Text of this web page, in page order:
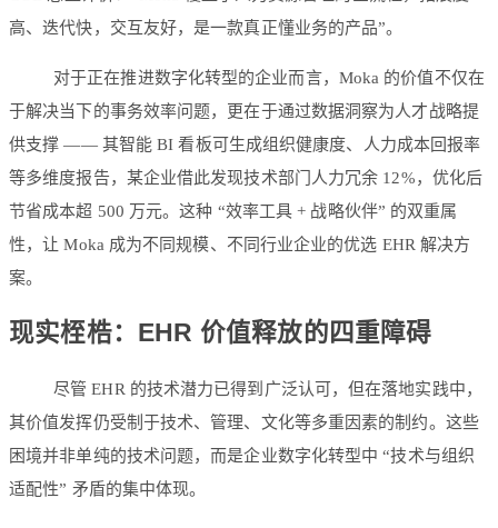
高、迭代快，交互友好，是一款真正懂业务的产品”。
对于正在推进数字化转型的企业而言，Moka 的价值不仅在
于解决当下的事务效率问题，更在于通过数据洞察为人才战略提
供支撑 —— 其智能 BI 看板可生成组织健康度、人力成本回报率
等多维度报告，某企业借此发现技术部门人力冗余 12%，优化后
节省成本超 500 万元。这种 “效率工具 + 战略伙伴” 的双重属
性，让 Moka 成为不同规模、不同行业企业的优选 EHR 解决方
案。
现实桎梏：EHR 价值释放的四重障碍
尽管 EHR 的技术潜力已得到广泛认可，但在落地实践中，
其价值发挥仍受制于技术、管理、文化等多重因素的制约。这些
困境并非单纯的技术问题，而是企业数字化转型中 “技术与组织
适配性” 矛盾的集中体现。